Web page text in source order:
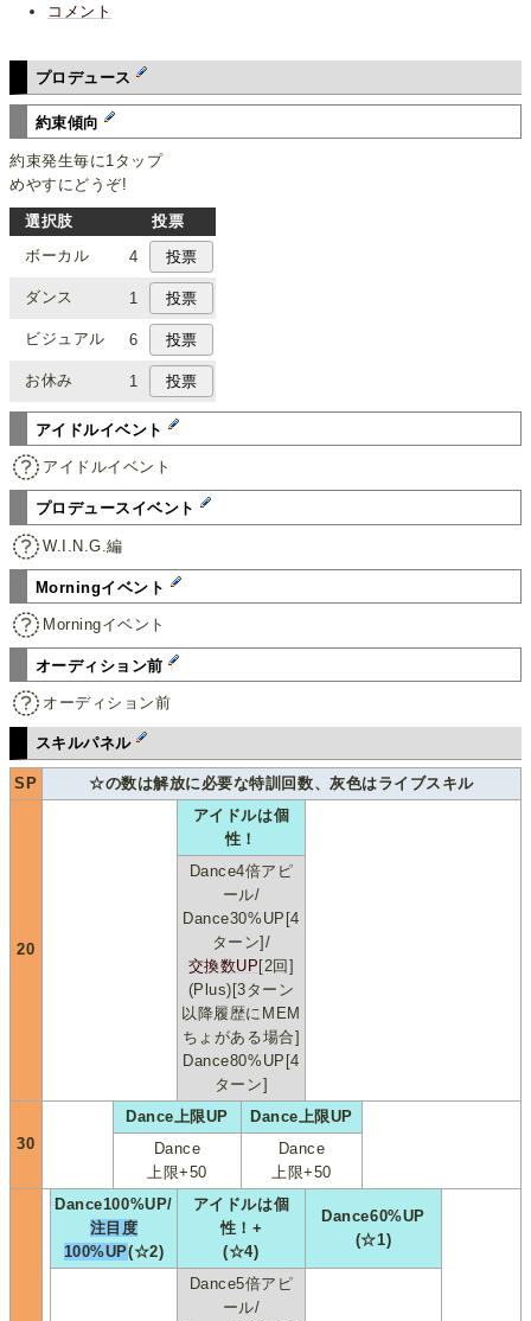
コメント
プロデュース
約束傾向
約束発生毎に1タップ
めやすにどうぞ!
選択肢
投票
ボーカル
4
ダンス 1
ビジュアル 6
お休み 1
アイドルイベント
アイドルイベント
プロデュースイベント
W.I.N.G.編
Morningイベント
Morningイベント
オーディション前
オーディション前
スキルパネル
SP ☆の数は解放に必要な特訓回数、灰色はライブスキル
20
アイドルは個
性！
Dance4倍アピ
ール/
Dance30%UP[4
ターン]/
交換数UP [2回]
(Plus)[3ターン
以降履歴にMEM
ちょがある場合]
Dance80%UP[4
ターン]
30
Dance上限UP
Dance上限UP
Dance
上限+50
Dance
上限+50
Dance100%UP/
注目度
100%UP(☆2)
アイドルは個
性！+
(☆4)
Dance60%UP
(☆1)
Dance5倍アピ
ール/